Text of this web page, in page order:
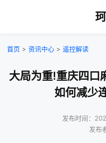
首页 > 资讯中心 > 遥控解读
大局为重!重庆四口
如何减少
发布时间：
发布